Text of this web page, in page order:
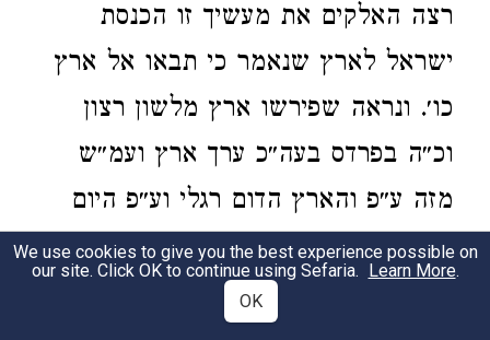
רצה האלקים את מעשיך זו הכנסת
ישראל לארץ שנאמר כי תבאו אל ארץ
כו׳. ונראה שפירשו ארץ מלשון רצון
וכ״ה בפרדס בעה״כ ערך ארץ ועמ״ש
מזה ע״פ והארץ הדום רגלי וע״פ היום
הזה ה׳ אלהיך מצוך). הנה אמרו רז״ל
) כל הקורא ק״ש בלא
We use cookies to give you the best experience possible on
our site. Click OK to continue using Sefaria. Learn More.
OK